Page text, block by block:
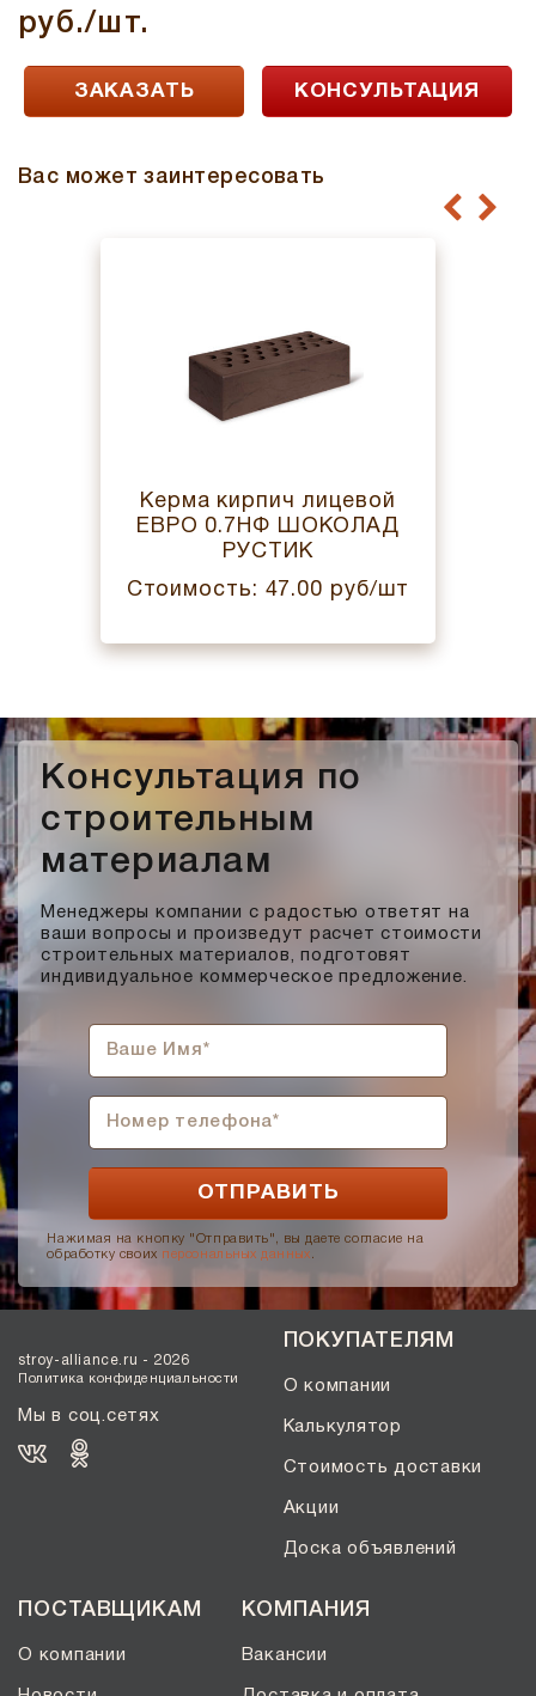
руб./шт.
ЗАКАЗАТЬ КОНСУЛЬТАЦИЯ
Вас может заинтересовать
Керма кирпич лицевой
ЕВРО 0.7НФ ШОКОЛАД
РУСТИК
Стоимость: 47.00 руб/шт
Консультация по
строительным
материалам
Менеджеры компании с радостью ответят на
ваши вопросы и произведут расчет стоимости
строительных материалов, подготовят
индивидуальное коммерческое предложение.
Нажимая на кнопку "Отправить", вы даете согласие на
обработку своих персональных данных .
stroy-alliance.ru - 2026
Политика конфиденциальности
Мы в соц.сетях
ПОКУПАТЕЛЯМ
О компании
Калькулятор
Стоимость доставки
Акции
Доска объявлений
ПОСТАВЩИКАМ
О компании
КОМПАНИЯ
Вакансии